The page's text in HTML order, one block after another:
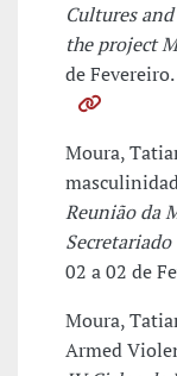
Cultures
the project
de Fevereiro.
Moura,
Reunião da
02 a 02 de
Moura,
Armed